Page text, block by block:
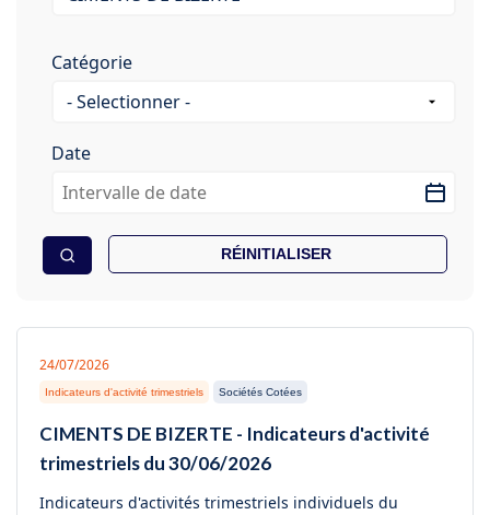
Catégorie
Date
24/07/2026
Indicateurs d'activité trimestriels Sociétés Cotées
CIMENTS DE BIZERTE - Indicateurs d'activité
trimestriels du 30/06/2026
Indicateurs d'activités trimestriels individuels du